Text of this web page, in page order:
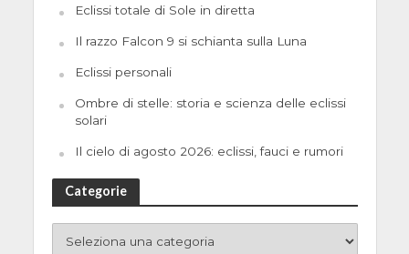
Eclissi totale di Sole in diretta
Il razzo Falcon 9 si schianta sulla Luna
Eclissi personali
Ombre di stelle: storia e scienza delle eclissi
solari
Il cielo di agosto 2026: eclissi, fauci e rumori
Categorie